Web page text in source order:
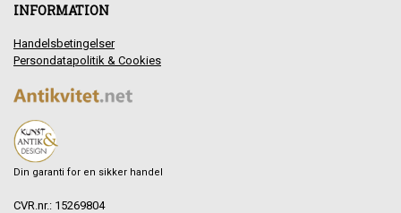
INFORMATION
Handelsbetingelser
Persondatapolitik & Cookies
Din garanti for en sikker handel
CVR.nr.: 15269804